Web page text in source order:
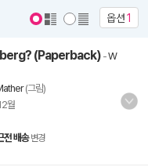
옵션1
(Paperback) -W
(그림)
월
전 배송 변경